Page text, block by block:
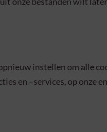
instellen om alle
en –services, op onze